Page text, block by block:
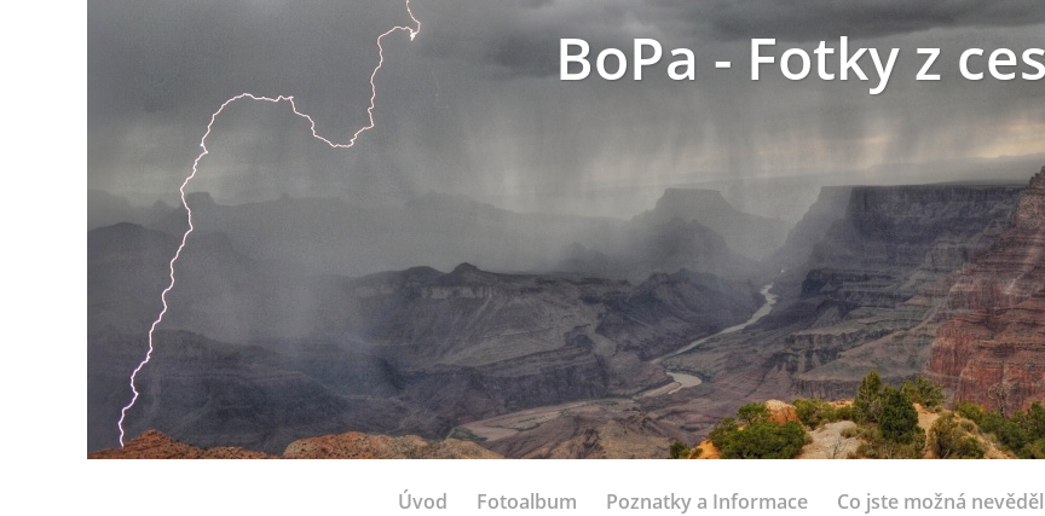
BoPa - Fotky z
Úvod Fotoalbum Poznatky a Informace Co jste možná